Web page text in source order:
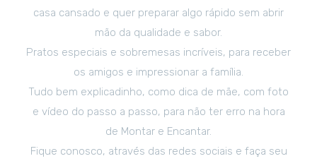
casa cansado e quer preparar algo rápido sem abrir
mão da qualidade e sabor.
Pratos especiais e sobremesas incríveis, para receber
os amigos e impressionar a família.
Tudo bem explicadinho, como dica de mãe, com foto
e vídeo do passo a passo, para não ter erro na hora
de Montar e Encantar.
Fique conosco, através das redes sociais e faça seu